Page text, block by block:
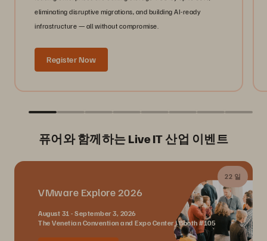
eliminating disruptive migrations, and building AI-ready
infrastructure — all without compromise.
Register Now
퓨어와 함께하는 Live IT 산업 이벤트
22 일
VMware Explore 2026
August 31 - September 3, 2026
The Venetian Convention and Expo Center | Booth #105